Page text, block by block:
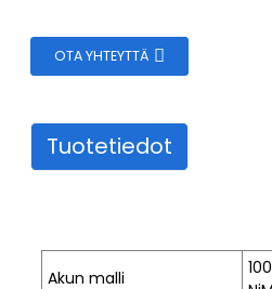
OTA YHTEYTTÄ
Tuotetiedot
Akun malli